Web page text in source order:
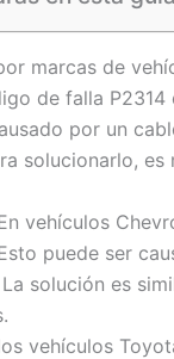
marcas de
de falla
por un
solucionarlo,
vehículos
puede ser
solución es
vehículos